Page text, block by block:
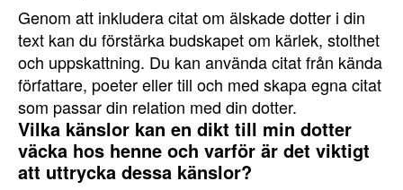
Genom att inkludera citat om älskade dotter i din
text kan du förstärka budskapet om kärlek, stolthet
och uppskattning. Du kan använda citat från kända
författare, poeter eller till och med skapa egna citat
som passar din relation med din dotter.
Vilka känslor kan en dikt till min dotter
väcka hos henne och varför är det viktigt
att uttrycka dessa känslor?